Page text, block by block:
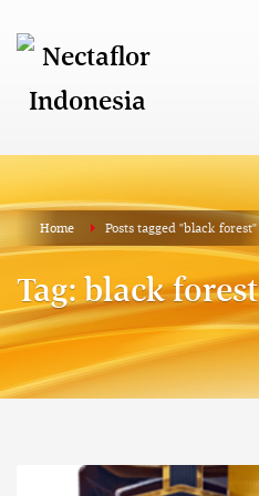
Home Posts tagged "black forest"
Tag: black forest